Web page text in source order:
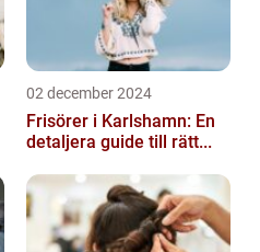
02 december 2024
Frisörer i Karlshamn: En
detaljera guide till rätt...